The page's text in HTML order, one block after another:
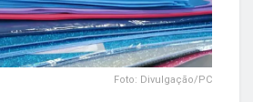
Foto: Divulgação/PC